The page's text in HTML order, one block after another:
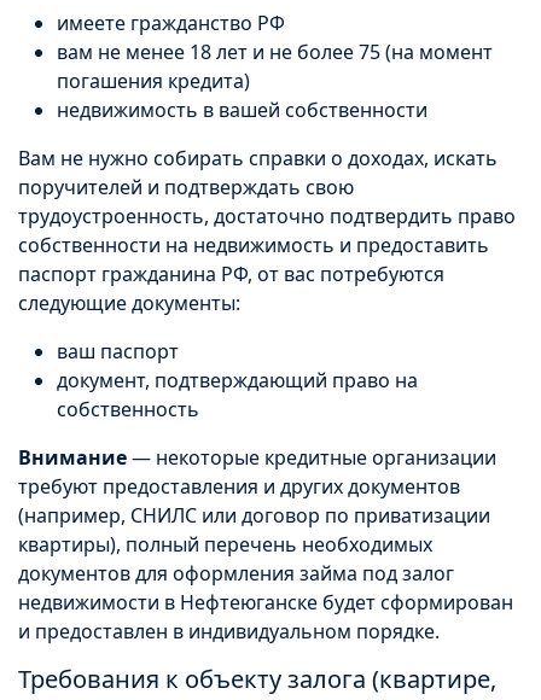
имеете гражданство РФ
вам не менее 18 лет и не более 75 (на момент
погашения кредита)
недвижимость в вашей собственности
Вам не нужно собирать справки о доходах, искать
поручителей и подтверждать свою
трудоустроенность, достаточно подтвердить право
собственности на недвижимость и предоставить
паспорт гражданина РФ, от вас потребуются
следующие документы:
ваш паспорт
документ, подтверждающий право на
собственность
Внимание— некоторые кредитные организации
требуют предоставления и других документов
(например, СНИЛС или договор по приватизации
квартиры), полный перечень необходимых
документов для оформления займа под залог
недвижимости в Нефтеюганске будет сформирован
и предоставлен в индивидуальном порядке.
Требования к объекту залога (квартире,